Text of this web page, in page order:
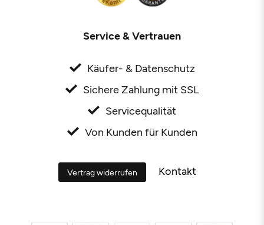
Service & Vertrauen
Käufer- & Datenschutz
Sichere Zahlung mit SSL
Servicequalität
Von Kunden für Kunden
Vertrag widerrufen Kontakt